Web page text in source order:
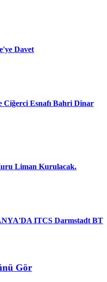
Davet
Esnafı Bahri Dinar
Liman Kurulacak.
ITCS Darmstadt BT
Gör